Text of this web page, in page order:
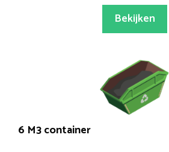
Bekijken
6 M3 container